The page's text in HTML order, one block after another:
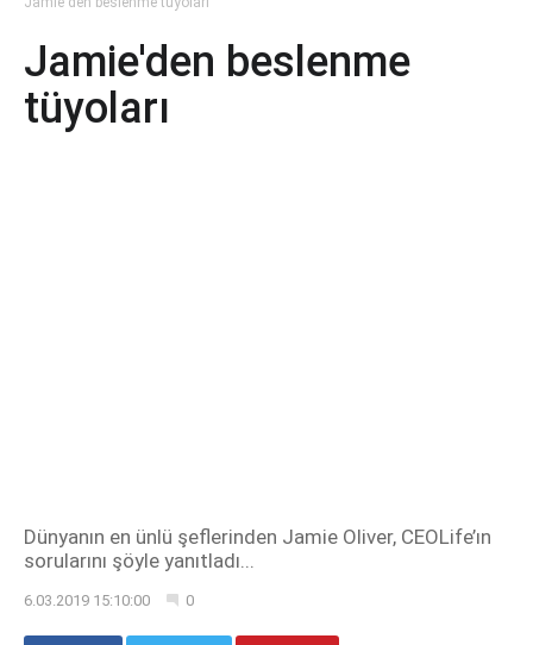
Jamie'den beslenme
tüyoları
Dünyanın en ünlü şeflerinden Jamie Oliver, CEOLife’ın
sorularını şöyle yanıtladı...
6.03.2019 15:10:00 0